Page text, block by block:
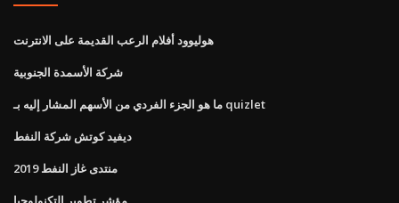
هوليوود أفلام الرعب القديمة على الانترنت
شركة الأسمدة الجنوبية
ما هو الجزء الفردي من الأسهم المشار إليه بـ quizlet
ديفيد كوتش شركة النفط
منتدى غاز النفط 2019